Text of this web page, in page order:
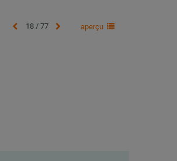
18 / 77 aperçu